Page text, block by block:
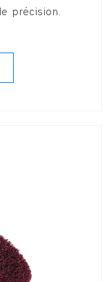
précision.